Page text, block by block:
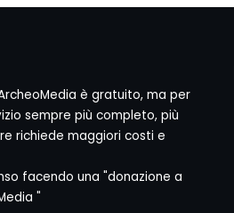
è gratuito, ma per
sempre più completo, più
richiede maggiori costi e
facendo una "donazione a
"